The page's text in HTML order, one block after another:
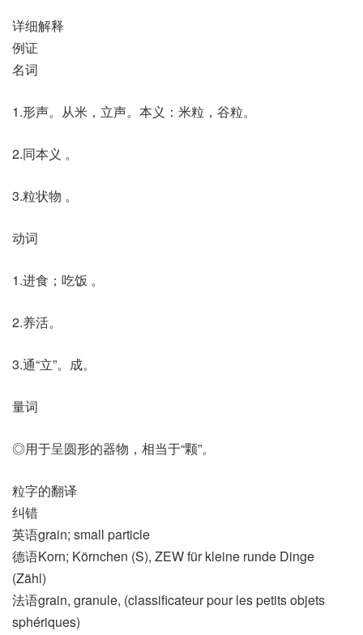
详细解释
例证
名词
1.形声。从米，立声。本义：米粒，谷粒。
2.同本义 。
3.粒状物 。
动词
1.进食；吃饭 。
2.养活。
3.通“立”。成。
量词
◎用于呈圆形的器物，相当于“颗”。
粒字的翻译
纠错
英语grain; small particle
德语Korn; Körnchen (S)​, ZEW für kleine runde Dinge
(Zähl)
法语grain, granule, (classificateur pour les petits objets
sphériques)​